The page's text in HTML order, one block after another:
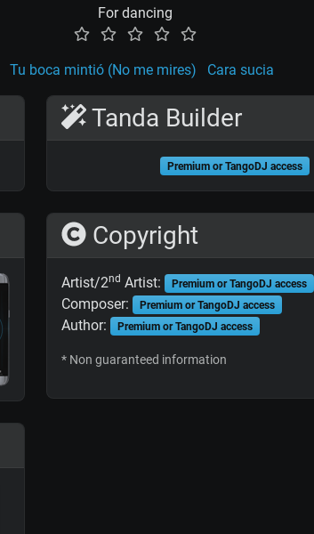
For dancing
Tu boca mintió (No me mires) Cara sucia
Tanda Builder
Premium or TangoDJ access
Copyright
Artist/2nd Artist: Premium or TangoDJ access
Composer: Premium or TangoDJ access
Author: Premium or TangoDJ access
* Non guaranteed information